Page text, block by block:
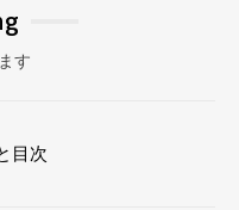
す
目次